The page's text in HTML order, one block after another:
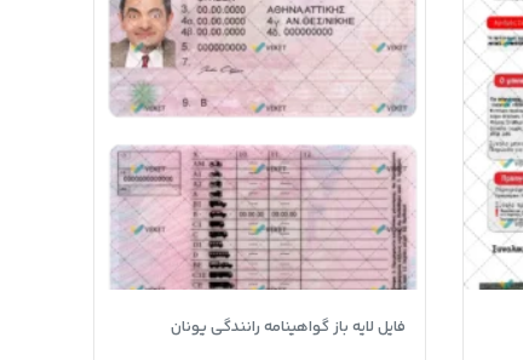
فایل لایه باز گواهینامه رانندگی یونان